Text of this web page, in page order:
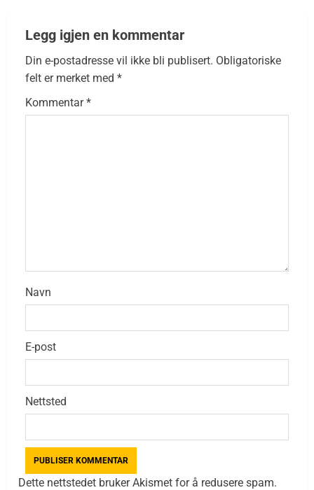
Legg igjen en kommentar
Din e-postadresse vil ikke bli publisert. Obligatoriske
felt er merket med *
Kommentar*
Navn
E-post
Nettsted
Dette nettstedet bruker Akismet for å redusere spam.